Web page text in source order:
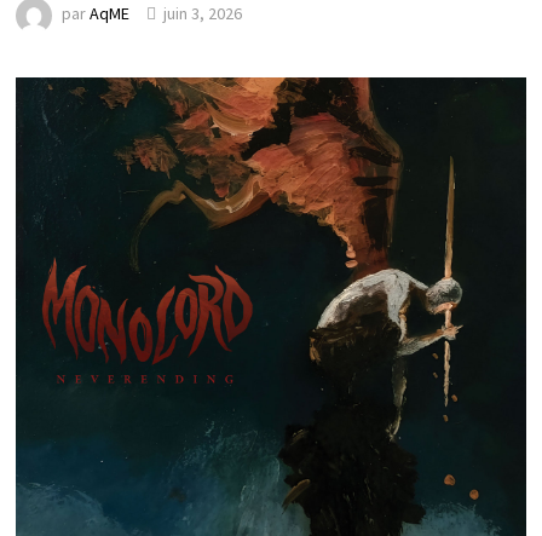
parAqME juin 3, 2026